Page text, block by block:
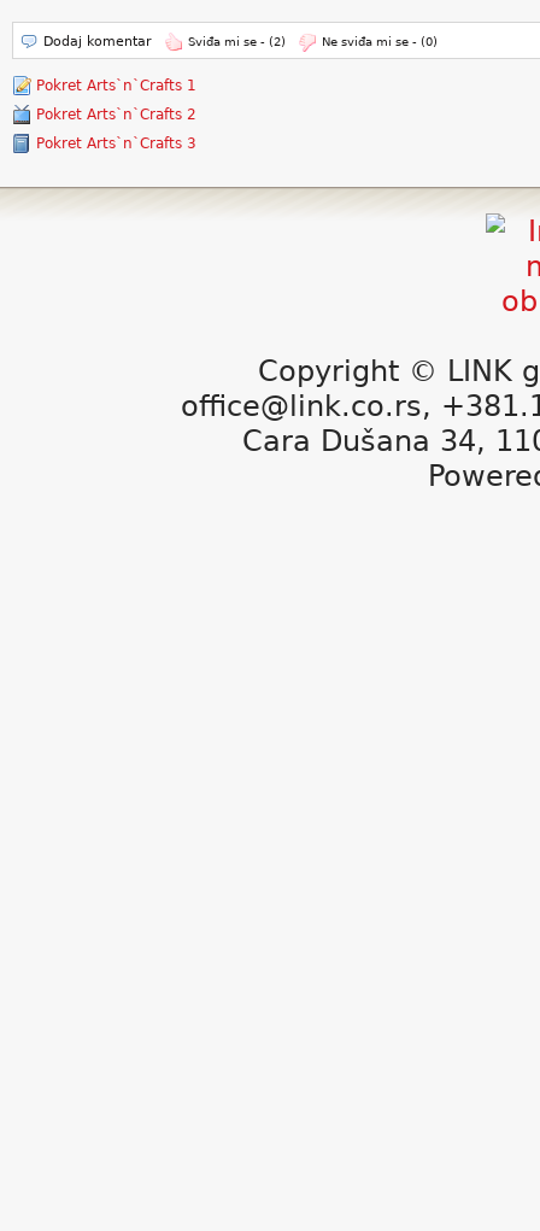
Dodaj komentar Sviđa mi se - (2) Ne sviđa mi se - (0)
Pokret Arts`n`Crafts 1
Pokret Arts`n`Crafts 2
Pokret Arts`n`Crafts 3
Copyright © LINK
office@link.co.rs,
Cara Dušana 34,